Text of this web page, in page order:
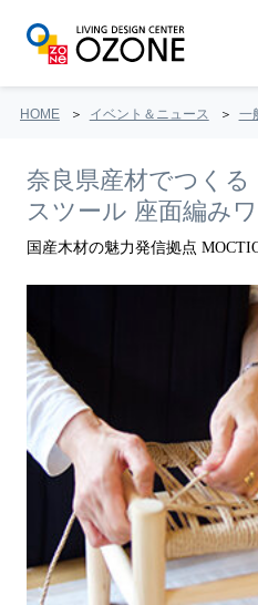
HOME イベント＆ニュース 一
奈良県産材でつくる
スツール 座面編み
国産木材の魅力発信拠点